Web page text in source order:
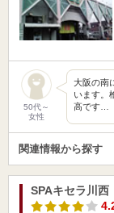
50代～
女性
大阪の南
います。
高です…
関連情報から探す
SPAキセラ川西